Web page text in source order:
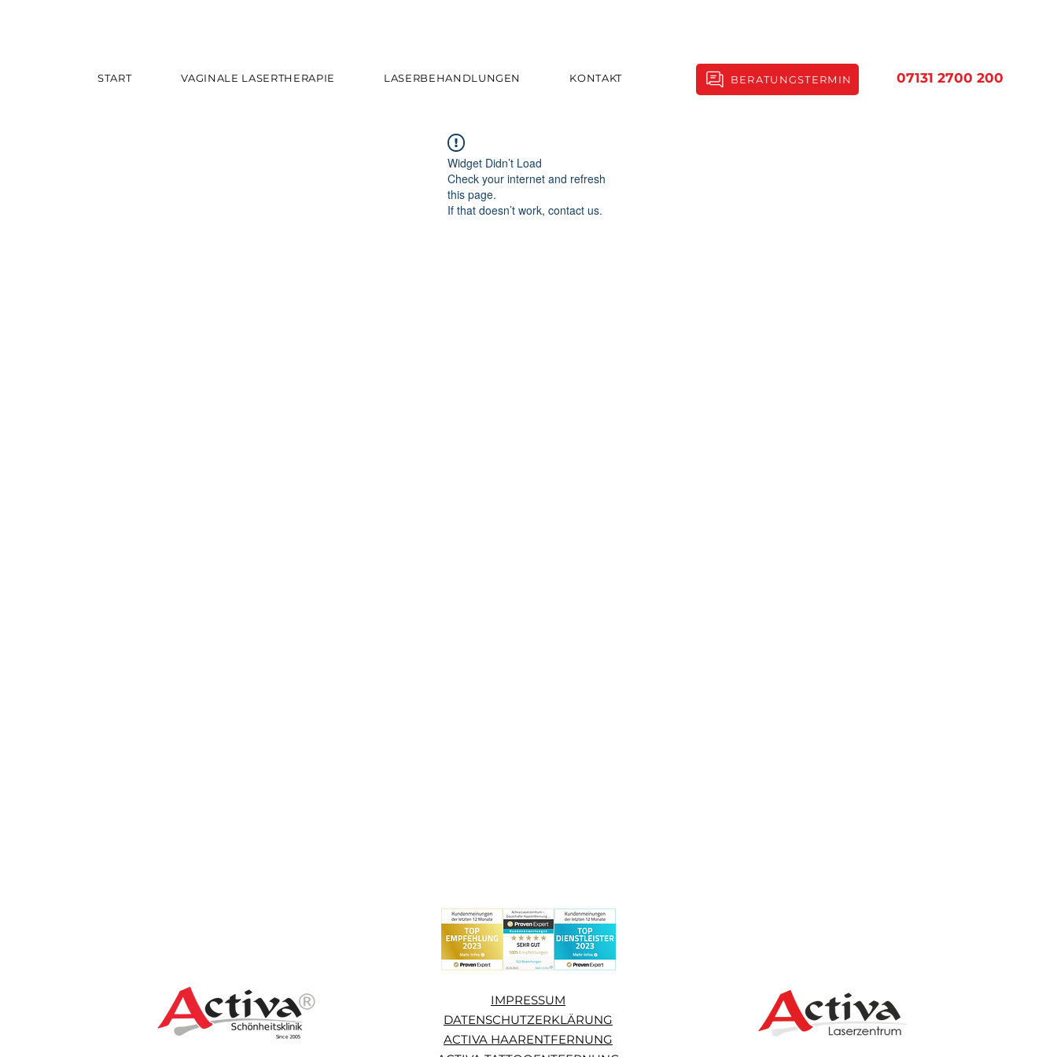
START VAGINALE LASERTHERAPIE LASERBEHANDLUNGEN KONTAKT BERATUNGSTERMIN 07131 2700 200
Widget Didn’t Load
Check your internet and refresh
this page.
If that doesn’t work, contact us.
IMPRESSUM
DATENSCHUTZERKLÄRUNG
ACTIVA HAARENTFERNUNG